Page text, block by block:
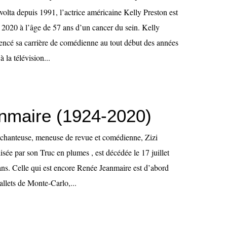
depuis 1991, l’actrice américaine Kelly Preston est
à l’âge de 57 ans d’un cancer du sein. Kelly
sa carrière de comédienne au tout début des années
la télévision...
(1924-2020)
meneuse de revue et comédienne, Zizi
par son Truc en plumes , est décédée le 17 juillet
Celle qui est encore Renée Jeanmaire est d’abord
de Monte-Carlo,...